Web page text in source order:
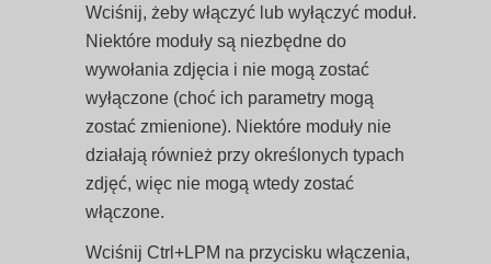
Wciśnij, żeby włączyć lub wyłączyć moduł.
Niektóre moduły są niezbędne do
wywołania zdjęcia i nie mogą zostać
wyłączone (choć ich parametry mogą
zostać zmienione). Niektóre moduły nie
działają również przy określonych typach
zdjęć, więc nie mogą wtedy zostać
włączone.
Wciśnij Ctrl+LPM na przycisku włączenia,